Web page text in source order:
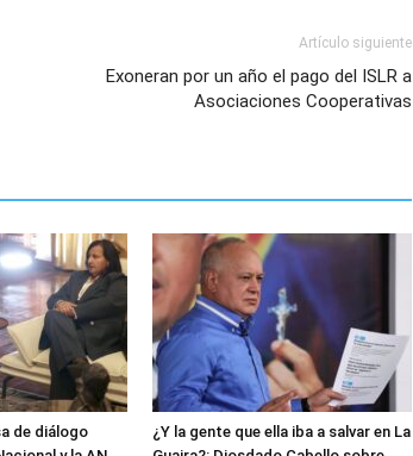
Artículo siguiente
Exoneran por un año el pago del ISLR a
Asociaciones Cooperativas
de diálogo
¿Y la gente que ella iba a salvar en La